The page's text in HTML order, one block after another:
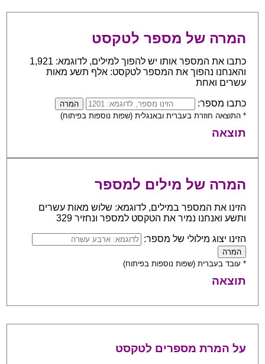
המרה של מספר לטקסט
כתבו את המספר אותו יש להפוך למילים, לדוגמא: 1,921
והאנחנו נהפוך את המספר לטקסט: אלף תשע מאות
עשרים ואחת
כתבו מספר:
* התוצאה חוזרת בעברית ובאנגלית (שפות נוספות בפיתוח)
תוצאה
המרה של מילים למספר
הזינו את המספר במילים, לדוגמא: שלוש מאות עשרים
ותשע ואנחנו נמיר את הטקסט למספר ונחזיר 329
הזינו יצוג מילולי של מספר:
* עובד בעברית (שפות נוספות בפיתוח)
תוצאה
על המרת מספרים לטקסט